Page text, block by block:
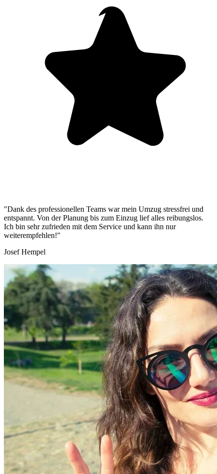
"Dank des professionellen Teams war mein Umzug stressfrei und
entspannt. Von der Planung bis zum Einzug lief alles reibungslos.
Ich bin sehr zufrieden mit dem Service und kann ihn nur
weiterempfehlen!"
Josef Hempel